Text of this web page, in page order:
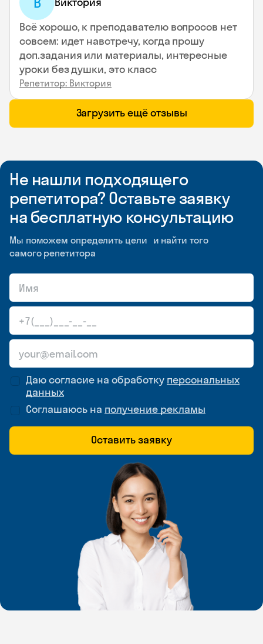
Всё хорошо, к преподавателю вопросов нет
совсем: идет навстречу, когда прошу
доп.задания или материалы, интересные
уроки без душки, это класс
Репетитор: Виктория
Загрузить ещё отзывы
Не нашли подходящего
репетитора? Оставьте заявку
на бесплатную консультацию
Мы поможем определить цели и найти того
самого репетитора
Даю согласие на обработку персональных
данных
Соглашаюсь на получение рекламы
Оставить заявку